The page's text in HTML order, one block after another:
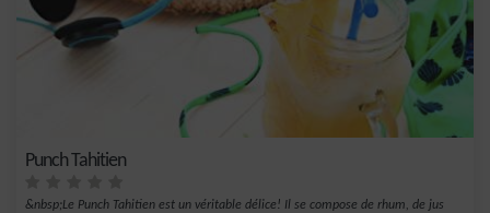
Punch Tahitien
&nbsp;Le Punch Tahitien est un véritable délice! Il se compose de rhum, de jus